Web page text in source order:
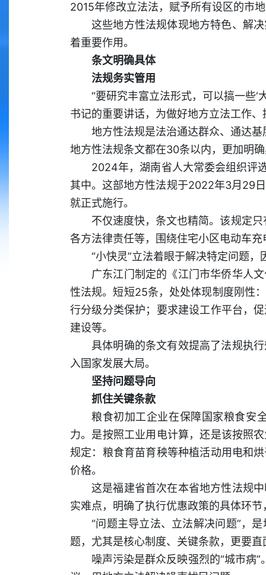
2015年修改立法法，赋予所有设区的市
这些地方性法规体现地方特色、解
着重要作用。
条文明确具体
法规务实管用
“要研究丰富立法形式，可以搞一些‘
书记的重要讲话，为做好地方立法工作
地方性法规是法治通达群众、通达
地方性法规条文都在30条以内，更加明
2024年，湖南省人大常委会组织评
其中。这部地方性法规于2022年3月29
就正式施行。
不仅速度快，条文也精简。该规定
各方法律责任等，围绕住宅小区电动车
“小快灵”立法着眼于解决特定问题
广东江门制定的《江门市华侨华人
性法规。短短25条，处处体现制度刚性
行分级分类保护；要求建设工作平台，
建设等。
具体明确的条文有效提高了法规执
入国家发展大局。
坚持问题导向
抓住关键条款
粮食初加工企业在保障国家粮食安
力。是按照工业用电计算，还是该按照
规定：粮食育苗育秧等种植活动用电和
价格。
这是福建省首次在本省地方性法规
实难点，明确了执行优惠政策的具体环
“问题主导立法、立法解决问题”，
题，尤其是核心制度、关键条款，更要
噪声污染是群众反映强烈的“城市病